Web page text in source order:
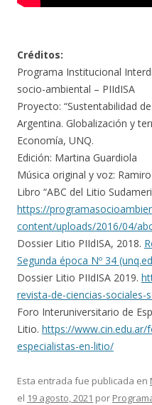
Créditos:
Programa Institucional
socio-ambiental – PIIdISA
Proyecto: “Sustentabilidad
Argentina. Globalización y
Economía, UNQ.
Edición: Martina Guardiola
Música original y voz:
Libro “ABC del Litio
https://
content/uploads/2016/04/
Dossier Litio PIIdISA, 2018.
Segunda época Nº 34
Dossier Litio PIIdISA 2019.
revista-de-ciencias-sociales-
Foro Interuniversitario de
Litio. https://
especialistas-en-litio/
Esta entrada fue publicada en
el 19 agosto, 2021 por